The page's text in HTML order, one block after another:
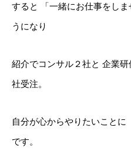
すると 「一緒にお仕事をしま
うになり
紹介でコンサル２社と 企業研
社受注。
自分が心からやりたいことに
です。